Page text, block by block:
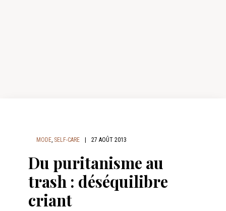
MODE, SELF-CARE 27 AOÛT 2013
Du puritanisme au
trash : déséquilibre
criant